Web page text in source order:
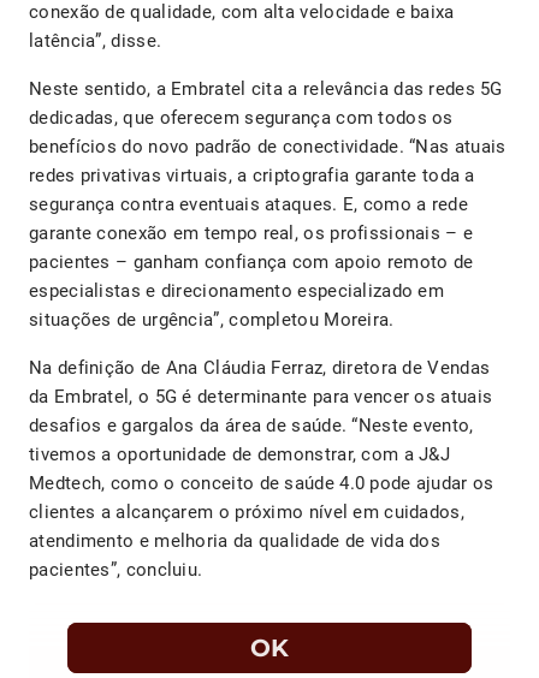
conexão de qualidade, com alta velocidade e baixa
latência”, disse.
Neste sentido, a Embratel cita a relevância das redes 5G
dedicadas, que oferecem segurança com todos os
benefícios do novo padrão de conectividade. “Nas atuais
redes privativas virtuais, a criptografia garante toda a
segurança contra eventuais ataques. E, como a rede
garante conexão em tempo real, os profissionais – e
pacientes – ganham confiança com apoio remoto de
especialistas e direcionamento especializado em
situações de urgência”, completou Moreira.
Na definição de Ana Cláudia Ferraz, diretora de Vendas
da Embratel, o 5G é determinante para vencer os atuais
desafios e gargalos da área de saúde. “Neste evento,
tivemos a oportunidade de demonstrar, com a J&J
Medtech, como o conceito de saúde 4.0 pode ajudar os
clientes a alcançarem o próximo nível em cuidados,
atendimento e melhoria da qualidade de vida dos
pacientes”, concluiu.